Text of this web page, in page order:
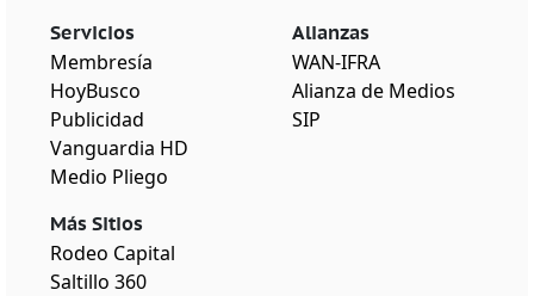
Servicios
Membresía
HoyBusco
Publicidad
Vanguardia HD
Medio Pliego
Más Sitios
Rodeo Capital
Saltillo 360
Alianzas
WAN-IFRA
Alianza de Medios
SIP